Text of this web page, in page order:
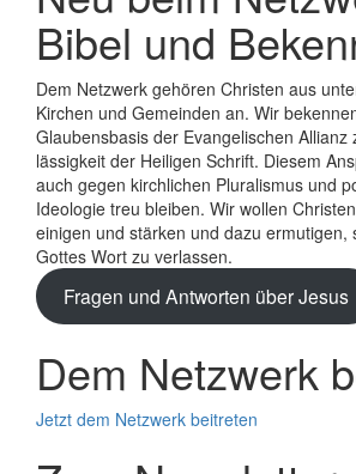
Bibel und
Dem Netzwerk gehören Christen aus
Kirchen und Gemeinden an. Wir
Glaubens­basis der Evange­lischen
lässigkeit der Heiligen Schrift. Diesem
auch gegen kirchlichen Plura­lismus und
Ideologie treu bleiben. Wir wollen
einigen und stärken und dazu ermutigen,
Gottes Wort zu verlassen.
Fragen und Antworten über Jesus
Dem Netzwerk
Jetzt dem Netzwerk beitreten